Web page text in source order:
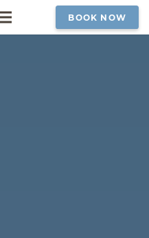
BOOK NOW